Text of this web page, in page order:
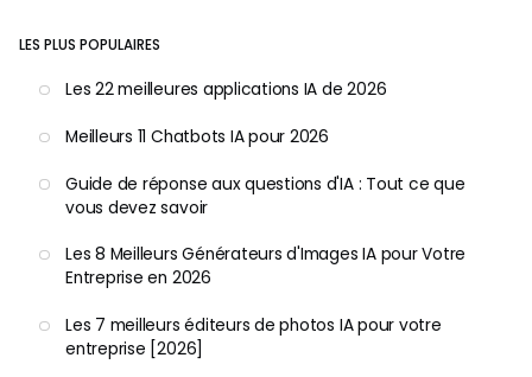
LES PLUS POPULAIRES
Les 22 meilleures applications IA de 2026
Meilleurs 11 Chatbots IA pour 2026
Guide de réponse aux questions d'IA : Tout ce que
vous devez savoir
Les 8 Meilleurs Générateurs d'Images IA pour Votre
Entreprise en 2026
Les 7 meilleurs éditeurs de photos IA pour votre
entreprise [2026]